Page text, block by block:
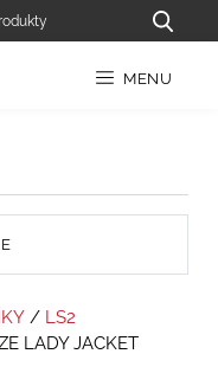
MENU
/ LS2
LADY JACKET